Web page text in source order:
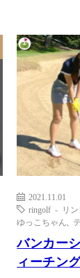
2021.11.01
ringolf - リン
ゆっこちゃん
バンカー
ィーチン